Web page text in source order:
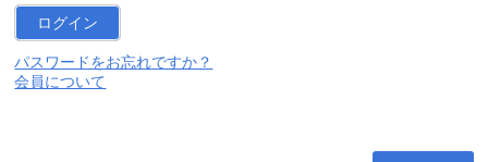
パスワードをお忘れですか？
会員について